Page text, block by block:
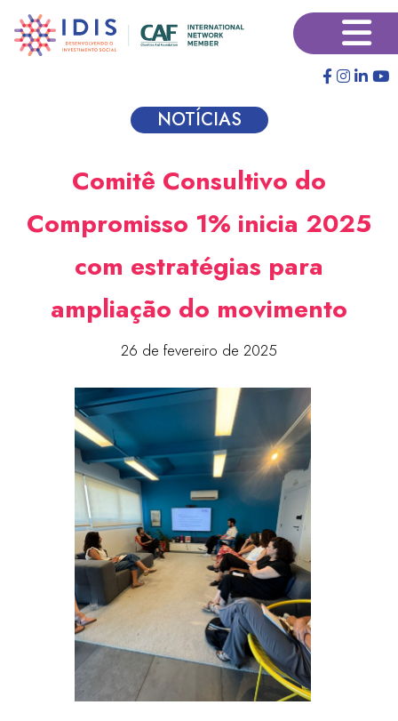
para
×
NOTÍCIAS
Comitê Consultivo do
Compromisso 1% inicia 2025
com estratégias para
ampliação do movimento
26 de fevereiro de 2025